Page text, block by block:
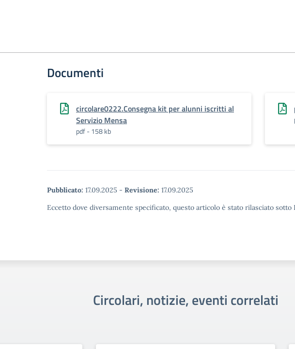
Documenti
circolare0222.Consegna kit per alunni iscritti al
Servizio Mensa
pdf - 158 kb
Pubblicato: 17.09.2025 - Revisione: 17.09.2025
Eccetto dove diversamente specificato, questo articolo è stato rilasciato
Circolari, notizie, eventi correlati